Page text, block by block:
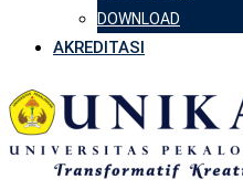
DOWNLOAD
AKREDITASI